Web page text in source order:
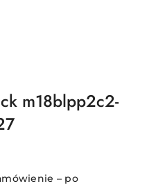
m18blpp2c2-
– po